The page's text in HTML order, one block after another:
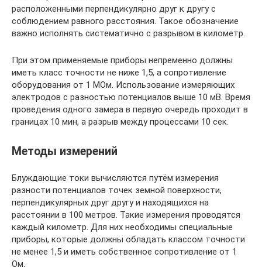
расположенными перпендикулярно друг к другу с
соблюдением равного расстояния. Такое обозначение
важно исполнять систематично с разрывом в километр.
При этом применяемые приборы непременно должны
иметь класс точности не ниже 1,5, а сопротивление
оборудования от 1 МОм. Использование измеряющих
электродов с разностью потенциалов выше 10 мВ. Время
проведения одного замера в первую очередь проходит в
границах 10 мин, а разрыв между процессами 10 сек.
Методы измерений
Блуждающие токи вычисляются путём измерения
разности потенциалов точек земной поверхности,
перпендикулярных друг другу и находящихся на
расстоянии в 100 метров. Такие измерения проводятся
каждый километр. Для них необходимы специальные
приборы, которые должны обладать классом точности
не менее 1,5 и иметь собственное сопротивление от 1
Ом.